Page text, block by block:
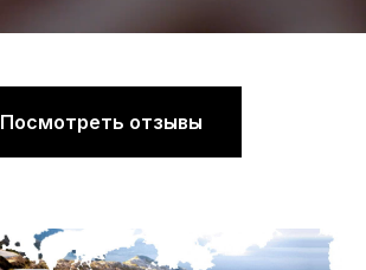
Посмотреть отзывы